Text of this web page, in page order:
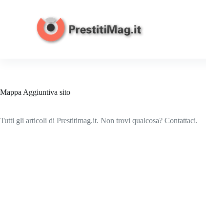
t
u
Mappa Aggiuntiva sito
Tutti gli articoli di Prestitimag.it. Non trovi qualcosa? Contattaci.